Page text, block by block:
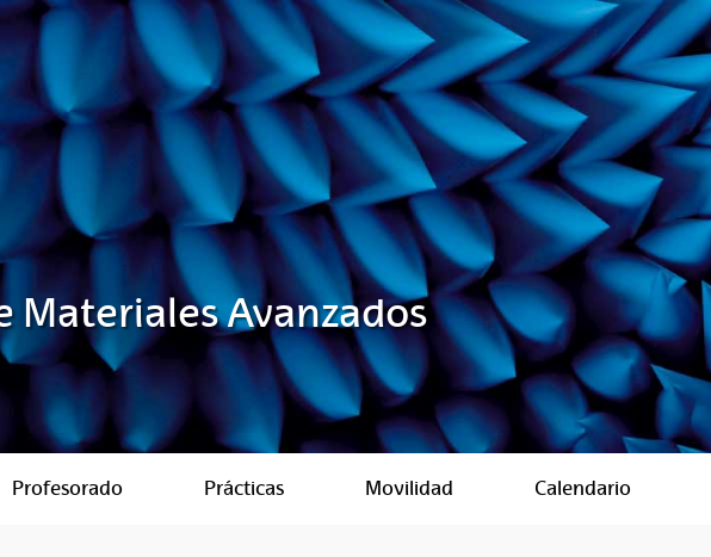
Materiales Avanzados
Profesorado Prácticas Movilidad Calendario